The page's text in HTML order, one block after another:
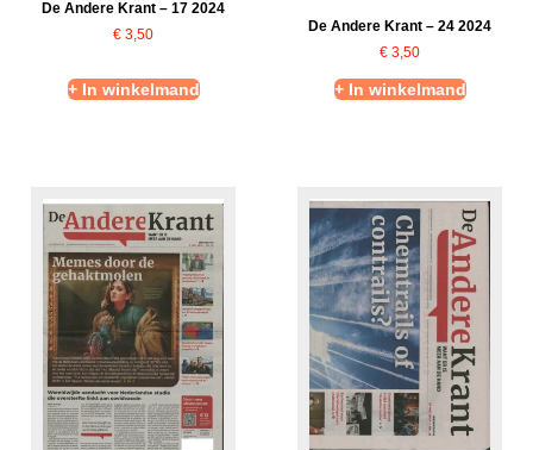
De Andere Krant – 17 2024
€ 3,50
+ In winkelmand
De Andere Krant – 24 2024
€ 3,50
+ In winkelmand